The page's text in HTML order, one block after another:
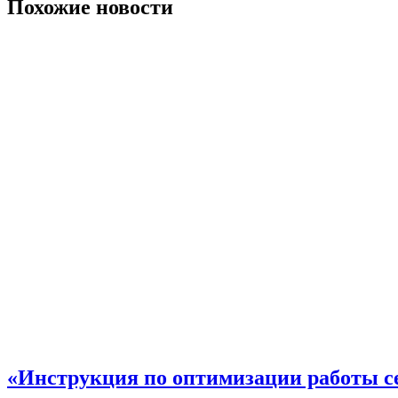
Похожие новости
«Инструкция по оптимизации работы